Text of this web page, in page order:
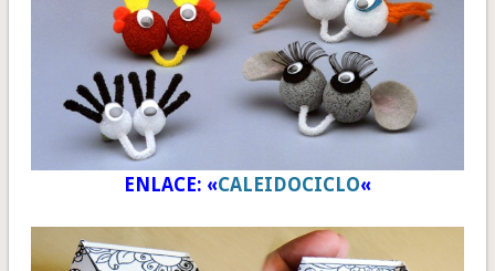
ENLACE: «CALEIDOCICLO«